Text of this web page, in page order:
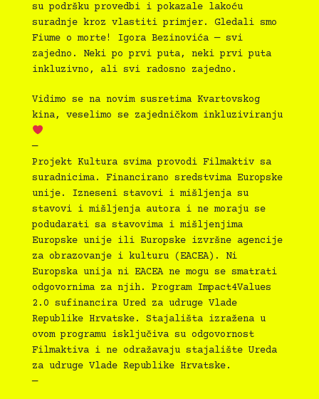
su podršku provedbi i pokazale lakoću
suradnje kroz vlastiti primjer. Gledali smo
Fiume o morte! Igora Bezinovića — svi
zajedno. Neki po prvi puta, neki prvi puta
inkluzivno, ali svi radosno zajedno.
Vidimo se na novim susretima Kvartovskog
kina, veselimo se zajedničkom inkluziviranju
—
Projekt Kultura svima provodi Filmaktiv sa
suradnicima. Financirano sredstvima Europske
unije. Izneseni stavovi i mišljenja su
stavovi i mišljenja autora i ne moraju se
podudarati sa stavovima i mišljenjima
Europske unije ili Europske izvršne agencije
za obrazovanje i kulturu (EACEA). Ni
Europska unija ni EACEA ne mogu se smatrati
odgovornima za njih. Program Impact4Values
2.0 sufinancira Ured za udruge Vlade
Republike Hrvatske. Stajališta izražena u
ovom programu isključiva su odgovornost
Filmaktiva i ne odražavaju stajalište Ureda
za udruge Vlade Republike Hrvatske.
—